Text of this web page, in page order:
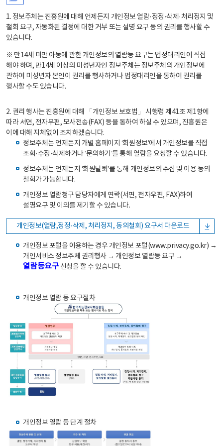
1. 정보주체는 진흥원에 대해 언제든지 개인정보 열람·정정·삭제·처리정지 및
철회 요구, 자동화된 결정에 대한 거부 또는 설명 요구 등의 권리를 행사할 수
있습니다.
※ 만14세 미만 아동에 관한 개인정보의 열람등 요구는 법정대리인이 직접
해야 하며, 만14세 이상의 미성년자인 정보주체는 정보주체의 개인정보에
관하여 미성년자 본인이 권리를 행사하거나 법정대리인을 통하여 권리를
행사할 수도 있습니다.
2. 권리 행사는 진흥원에 대해 「개인정보 보호법」 시행령 제41조 제1항에
따라 서면, 전자우편, 모사전송(FAX) 등을 통하여 하실 수 있으며, 진흥원은
이에 대해 지체없이 조치하겠습니다.
정보주체는 언제든지 개별 홈페이지 ‘회원정보’에서 개인정보를 직접
조회·수정·삭제하거나 ‘문의하기’를 통해 열람을 요청할 수 있습니다.
정보주체는 언제든지 ‘회원탈퇴’를 통해 개인정보의 수집 및 이용 동의
철회가 가능합니다.
개인정보 열람청구 담당자에게 연락(서면, 전자우편, FAX)하여
설명요구 및 이의를 제기할 수 있습니다.
개인정보(열람,정정·삭제, 처리정지, 동의철회) 요구서 다운로드
개인정보 포털을 이용하는 경우 개인정보 포털(www.privacy.go.kr) →
개인서비스 정보주체 권리행사 → 개인정보 열람등 요구 →
열람등요구신청을 할 수 있습니다.
개인정보 열람 등 요구절차
개인정보 열람 등 단계 절차